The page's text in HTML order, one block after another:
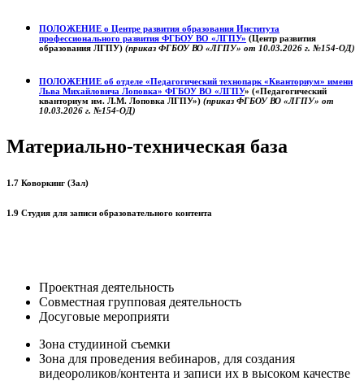
ПОЛОЖЕНИЕ о Центре развития образования Института
профессионального развития ФГБОУ ВО «ЛГПУ» (Центр развития
образования ЛГПУ) (приказ ФГБОУ ВО «ЛГПУ» от 10.03.2026 г. №154-ОД)
ПОЛОЖЕНИЕ об отделе «Педагогический технопарк «Кванториум» имени
Льва Михайловича Лоповка» ФГБОУ ВО «ЛГПУ» («Педагогический
кванториум им. Л.М. Лоповка ЛГПУ») (приказ ФГБОУ ВО «ЛГПУ» от
10.03.2026 г. №154-ОД)
Материально-техническая база
1.7 Коворкинг (Зал)
1.9 Студия для записи образовательного контента
Проектная деятельность
Совместная групповая деятельность
Досуговые мероприяти
Зона студииной съемки
Зона для проведения вебинаров, для создания
видеороликов/контента и записи их в высоком качестве